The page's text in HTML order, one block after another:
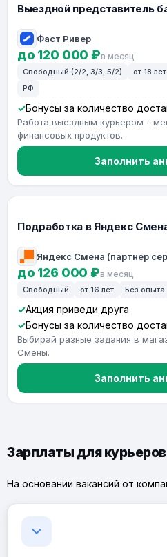
Выездной представитель
Фаст Ривер
до 120 000 ₽в месяц
Свободный (2/2, 3/3, 5/2) от 18 лет
РФ
Бонусы за количество
Работа выездным курьером -
финансовых продуктов.
Заполнить
Подработка в Яндекс
Яндекс Смена (партнер
до 126 000 ₽в месяц
Свободный от 16 лет Без опыта
Акция приведи друга
Бонусы за количество
Выбирай разные задания в
Смены.
Заполнить
Зарплаты для
На основании вакансий от